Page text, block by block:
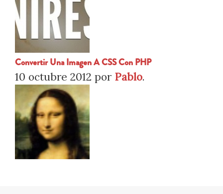
Convertir Una Imagen A CSS Con PHP
10 octubre 2012 por Pablo.